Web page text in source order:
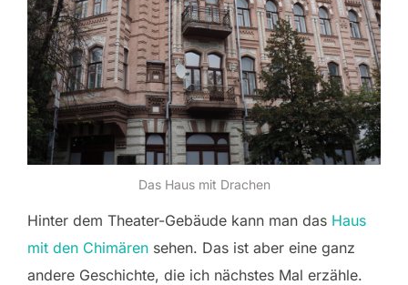
Das Haus mit Drachen
Hinter dem Theater-Gebäude kann man das Haus
mit den Chimären sehen. Das ist aber eine ganz
andere Geschichte, die ich nächstes Mal erzähle.